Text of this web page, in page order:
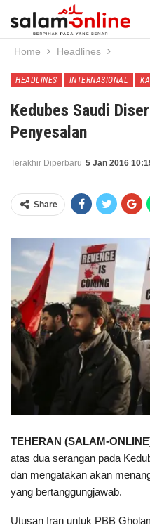
Home Headlines
HEADLINES INTERNASIONAL
Kedubes Saudi
Penyesalan
Terakhir Diperbaru 5 Jan 2016
Share
TEHERAN (SALAM-
atas dua serangan pada
dan mengatakan akan
yang bertanggungjawab.
Utusan Iran untuk PBB